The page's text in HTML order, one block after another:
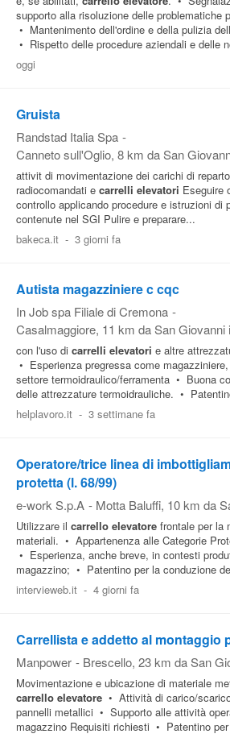
supporto alla risoluzione delle problematiche
• Mantenimento dell'ordine e della pulizia
• Rispetto delle procedure aziendali e delle
oggi
Gruista
Randstad Italia Spa -
Canneto sull'Oglio, 8 km da San
attivit di movimentazione dei carichi di
radiocomandati e carrelli elevatori Eseguire
controllo applicando procedure e istruzioni di
contenute nel SGI Pulire e preparare...
bakeca.it - 3 giorni fa
Autista magazziniere c cqc
In Job spa Filiale di Cremona -
Casalmaggiore, 11 km da San Giovanni
con l'uso di carrelli elevatori e altre
• Esperienza pregressa come
settore termoidraulico/ferramenta • Buona
delle attrezzature termoidrauliche. •
helplavoro.it - 3 settimane fa
Operatore/trice linea di
protetta (l. 68/99)
e-work S.p.A - Motta Baluffi, 10 km da
Utilizzare il carrello elevatore frontale per la
materiali. • Appartenenza alle Categorie
• Esperienza, anche breve, in contesti
magazzino; • Patentino per la conduzione
intervieweb.it - 4 giorni fa
Carrellista e addetto al montaggio
Manpower - Brescello, 23 km da San
Movimentazione e ubicazione di materiale
carrello elevatore • Attività di carico/
pannelli metallici • Supporto alle attività
magazzino Requisiti richiesti • Patentino